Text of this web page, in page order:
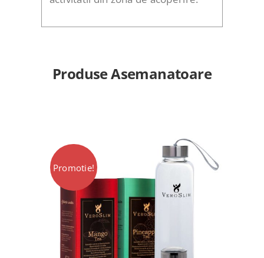
Produse Asemanatoare
Promotie!